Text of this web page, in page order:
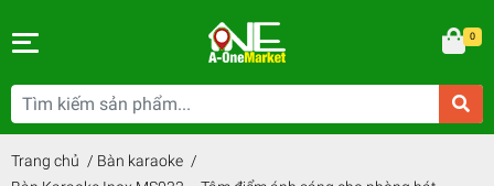
0
Trang chủ / Bàn karaoke /